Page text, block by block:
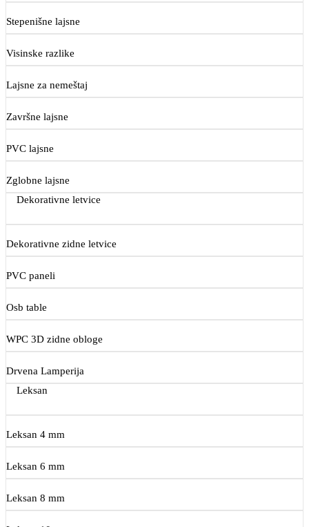
Stepenišne lajsne
Visinske razlike
Lajsne za nemeštaj
Završne lajsne
PVC lajsne
Zglobne lajsne
Dekorativne letvice
Dekorativne zidne letvice
PVC paneli
Osb table
WPC 3D zidne obloge
Drvena Lamperija
Leksan
Leksan 4 mm
Leksan 6 mm
Leksan 8 mm